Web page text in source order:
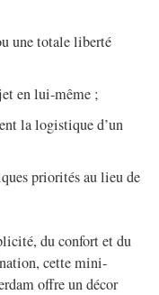
une totale liberté
en lui-même ;
la logistique d’un
priorités au lieu de
du confort et du
cette mini-
offre un décor